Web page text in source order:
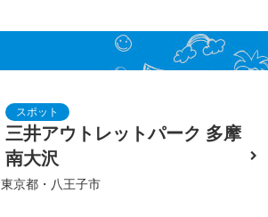
三井アウトレットパーク 多摩
南大沢
東京都・八王子市